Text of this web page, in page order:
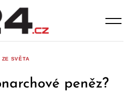
ZE SVĚTA
peněz?